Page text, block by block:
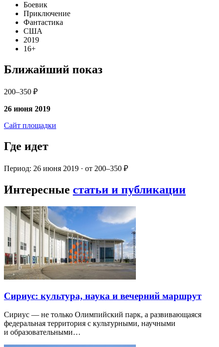
Боевик
Приключение
Фантастика
США
2019
16+
Ближайший показ
200–350 ₽
26 июня 2019
Сайт площадки
Где идет
Период: 26 июня 2019 · от 200–350 ₽
Интересные статьи и публикации
Сириус: культура, наука и вечерний маршрут
Сириус — не только Олимпийский парк, а развивающаяся
федеральная территория с культурными, научными
и образовательными…